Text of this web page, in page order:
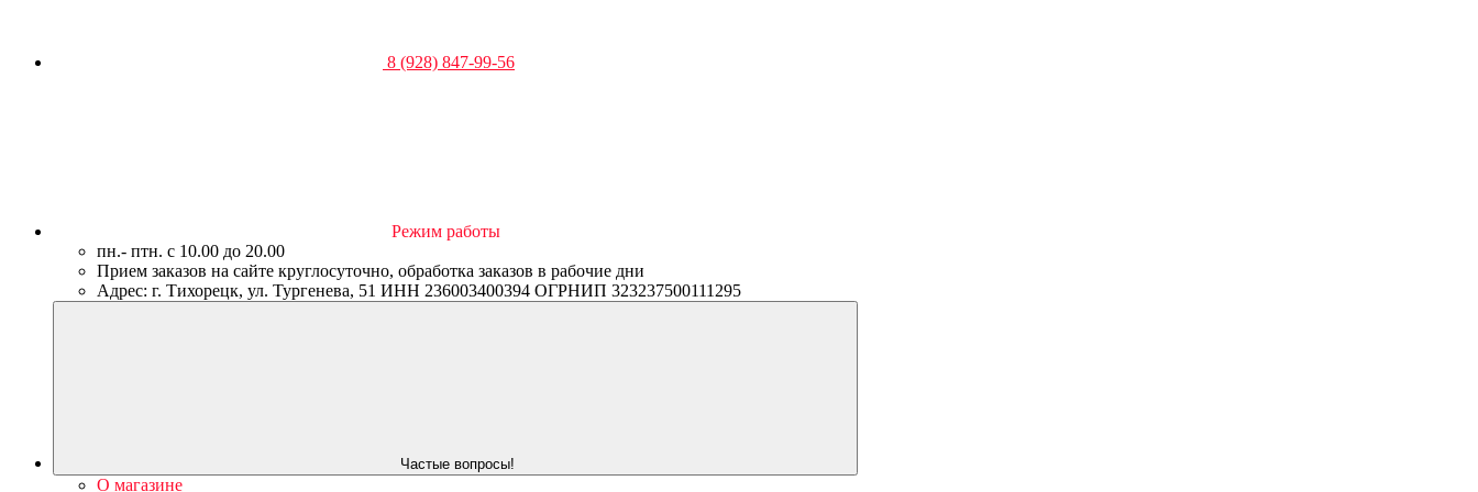
8 (928) 847-99-56
Режим работы
пн.- птн. c 10.00 до 20.00
Прием заказов на сайте круглосуточно, обработка заказов в рабочие дни
Адрес: г. Тихорецк, ул. Тургенева, 51 ИНН 236003400394 ОГРНИП 323237500111295
Частые вопросы!
О магазине